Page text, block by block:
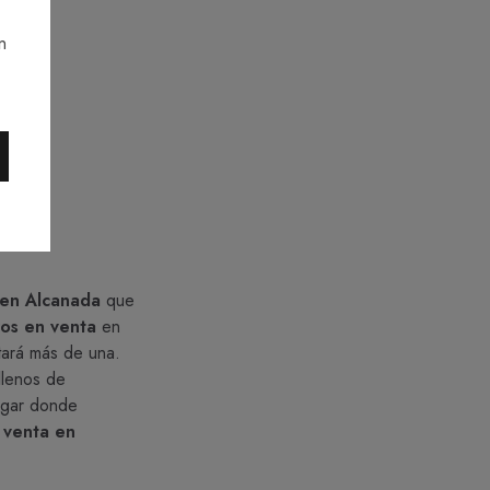
Alcanada que
en venta en
más de una.
de
donde
en